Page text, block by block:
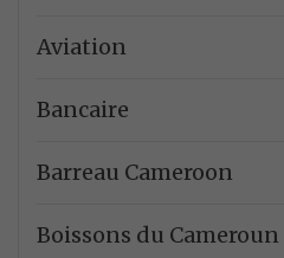
Aviation
Bancaire
Barreau Cameroon
Boissons du Cameroun